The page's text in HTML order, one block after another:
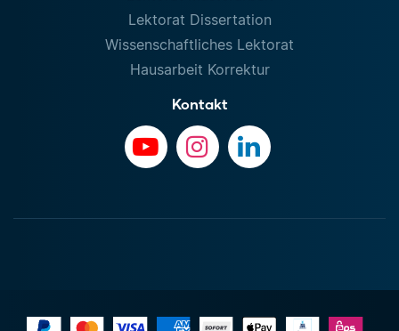
Lektorat Dissertation
Wissenschaftliches Lektorat
Hausarbeit Korrektur
Kontakt